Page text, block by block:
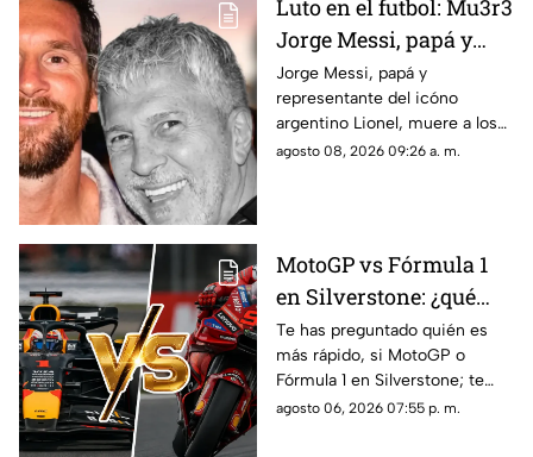
Luto en el futbol: Mu3r3
Jorge Messi, papá y
representante de
Lionel, a los 68 años de
edad; esto se sabe
Jorge Messi, papá y
representante del icóno
argentino Lionel, muere a los
68 años de edad. Aquí te
agosto 08, 2026 09:26 a. m.
MotoGP vs Fórmula 1
en Silverstone: ¿qué
categoría es más rápida
y por cuánto?
Te has preguntado quién es
más rápido, si MotoGP o
Fórmula 1 en Silverstone; te
contamos los horarios del GP
agosto 06, 2026 07:55 p. m.